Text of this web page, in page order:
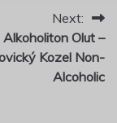
Next:
Alkoholiton Olut –
Kozel Non-
Alcoholic